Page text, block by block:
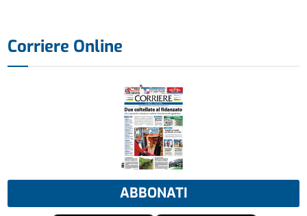
Corriere Online
ABBONATI